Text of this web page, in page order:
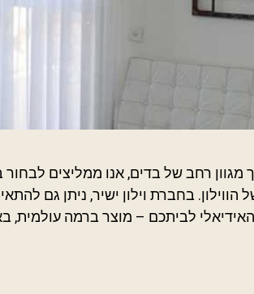
מגוון רחב של בדים, אנו ממליצים
בחברת וילון ישיר, ניתן גם
לביתכם – מוצר ברמה עולמית,